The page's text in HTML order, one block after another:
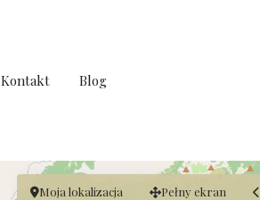
Kontakt Blog
Moja lokalizacja Pełny ekran